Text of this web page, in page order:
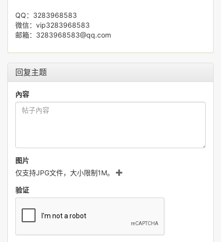
QQ：3283968583
微信：vip3283968583
邮箱：3283968583@qq.com
回复主题
內容
图片
仅支持JPG文件，大小限制1M。
验证